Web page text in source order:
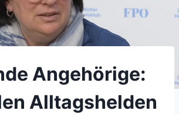
Angehörige:
Alltagshelden